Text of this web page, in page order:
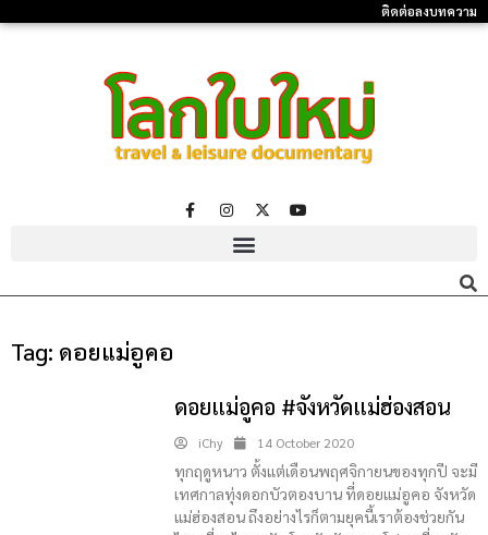
ติดต่อลงบทความ
Tag: ดอยแม่อูคอ
ดอยแม่อูคอ #จังหวัดแม่ฮ่องสอน
iChy 14 October 2020
ทุกฤดูหนาว ตั้งแต่เดือนพฤศจิกายนของทุกปี จะมี
เทศกาลทุ่งดอกบัวตองบาน ที่ดอยแม่อูคอ จังหวัด
แม่ฮ่องสอน ถึงอย่างไรก็ตามยุคนี้เราต้องช่วยกัน